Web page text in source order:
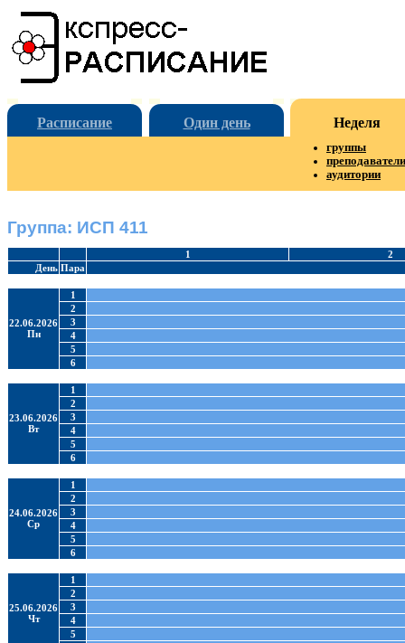
Расписание Один день Неделя
группы
преподаватели
аудитории
Группа: ИСП 411
1
2
День Пара
22.06.2026
Пн
1
2
3
4
5
6
23.06.2026
Вт
1
2
3
4
5
6
24.06.2026
Ср
1
2
3
4
5
6
25.06.2026
Чт
1
2
3
4
5